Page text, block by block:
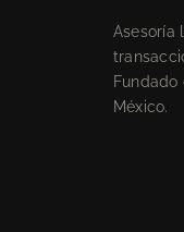
Asesoría
Fundado
México.